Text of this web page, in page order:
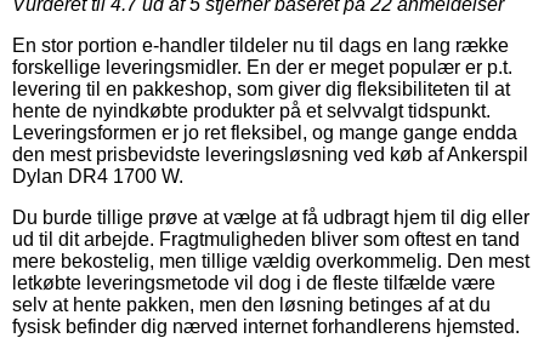
En stor portion e-handler tildeler nu til dags en lang række
forskellige leveringsmidler. En der er meget populær er p.t.
levering til en pakkeshop, som giver dig fleksibiliteten til at
hente de nyindkøbte produkter på et selvvalgt tidspunkt.
Leveringsformen er jo ret fleksibel, og mange gange endda
den mest prisbevidste leveringsløsning ved køb af Ankerspil
Dylan DR4 1700 W.
Du burde tillige prøve at vælge at få udbragt hjem til dig eller
ud til dit arbejde. Fragtmuligheden bliver som oftest en tand
mere bekostelig, men tillige vældig overkommelig. Den mest
letkøbte leveringsmetode vil dog i de fleste tilfælde være
selv at hente pakken, men den løsning betinges af at du
fysisk befinder dig nærved internet forhandlerens hjemsted.